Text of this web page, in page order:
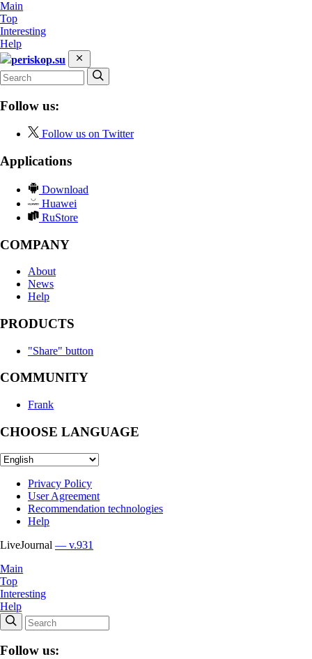
Main
Top
Interesting
Help
periskop.su
Follow us:
Follow us on Twitter
Applications
Download
Huawei
RuStore
COMPANY
About
News
Help
PRODUCTS
"Share" button
COMMUNITY
Frank
CHOOSE LANGUAGE
Privacy Policy
User Agreement
Recommendation technologies
Help
LiveJournal — v.931
Main
Top
Interesting
Help
Follow us: